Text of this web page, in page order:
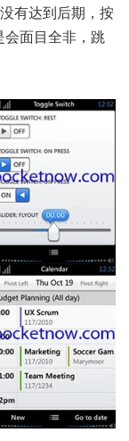
有达到后期，按
会面目全非，跳